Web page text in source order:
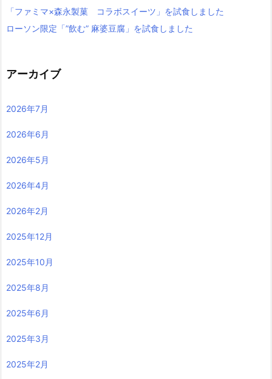
「ファミマ×森永製菓 コラボスイーツ」を試食しました
ローソン限定「”飲む” 麻婆豆腐」を試食しました
アーカイブ
2026年7月
2026年6月
2026年5月
2026年4月
2026年2月
2025年12月
2025年10月
2025年8月
2025年6月
2025年3月
2025年2月